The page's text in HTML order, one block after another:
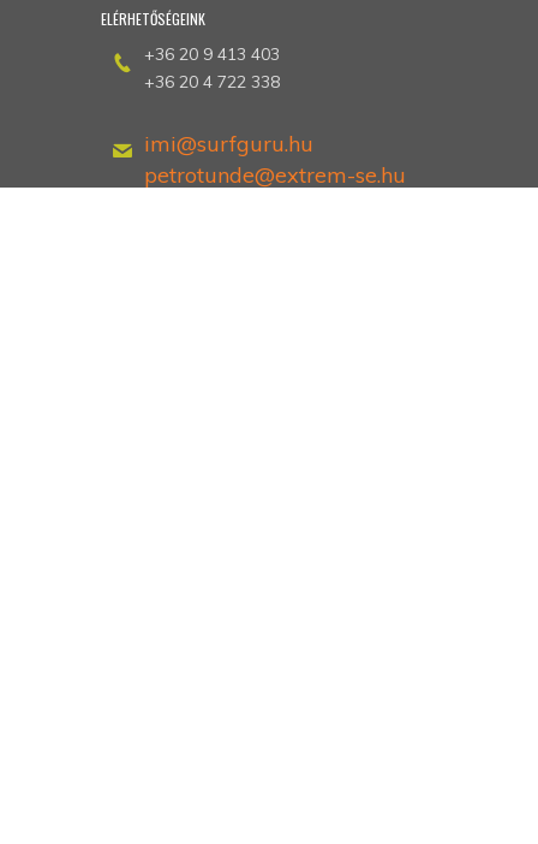
ELÉRHETŐSÉGEINK
+36 20 9 413 403
+36 20 4 722 338
imi@surfguru.hu
petrotunde@extrem-se.hu